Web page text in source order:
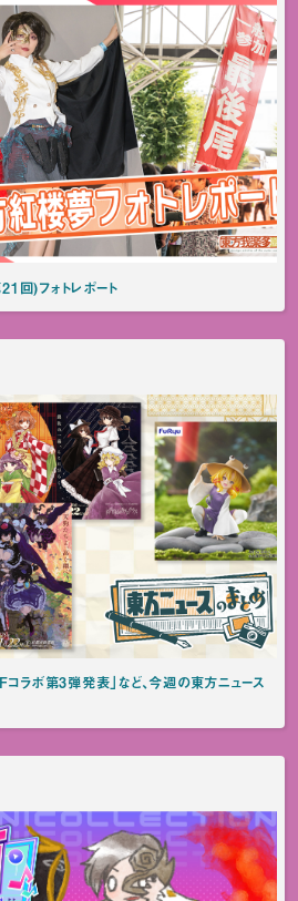
回)フォトレポート
ボ第3弾発表」など、今週の東方ニュース